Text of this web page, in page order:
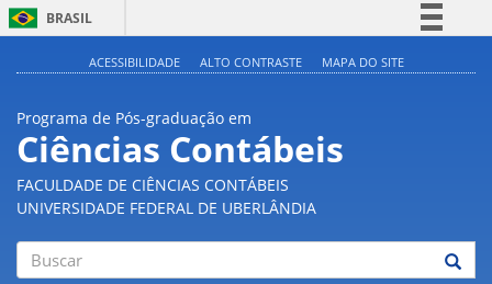
BRASIL
Acesso à informação
ACESSIBILIDADE ALTO CONTRASTE MAPA DO SITE
Programa de Pós-graduação em
Ciências Contábeis
FACULDADE DE CIÊNCIAS CONTÁBEIS
UNIVERSIDADE FEDERAL DE UBERLÂNDIA